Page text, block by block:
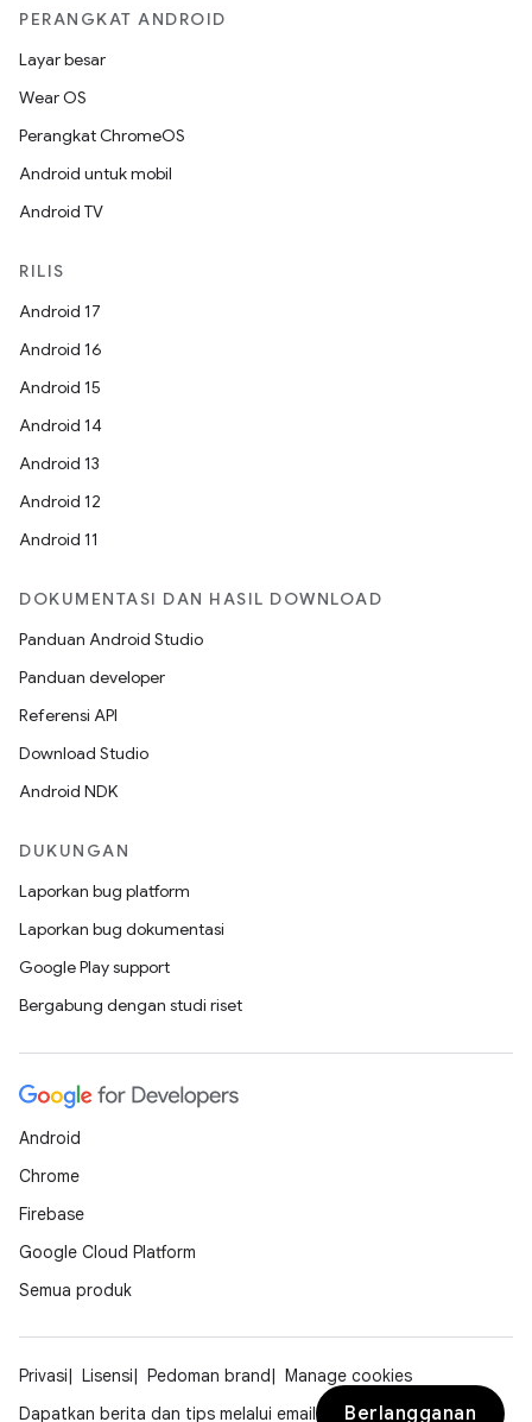
PERANGKAT ANDROID
Layar besar
Wear OS
Perangkat ChromeOS
Android untuk mobil
Android TV
RILIS
Android 17
Android 16
Android 15
Android 14
Android 13
Android 12
Android 11
DOKUMENTASI DAN HASIL DOWNLOAD
Panduan Android Studio
Panduan developer
Referensi API
Download Studio
Android NDK
DUKUNGAN
Laporkan bug platform
Laporkan bug dokumentasi
Google Play support
Bergabung dengan studi riset
Android
Chrome
Firebase
Google Cloud Platform
Semua produk
Privasi Lisensi Pedoman brand
Manage cookies
Dapatkan berita dan tips melalui email
Berlangganan